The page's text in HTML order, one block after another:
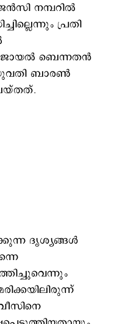
നമ്പറില്‍
പ്രതി
ജോയല്‍ ബെന്നതന്‍
ബാരണ്‍
ദൃശ്യങ്ങള്‍